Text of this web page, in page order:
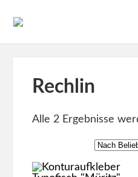
Rechlin
Alle 2 Ergebnisse